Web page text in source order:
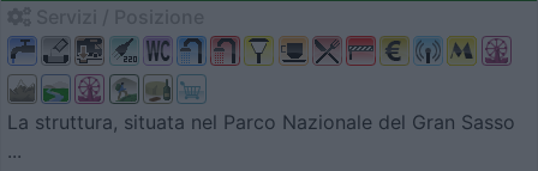
La struttura, situata nel Parco Nazionale del Gran Sasso
...